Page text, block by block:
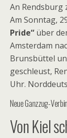
An Rendsburg
Am Sonntag,
Pride“ über
Amsterdam
Brunsbüttel
geschleust,
Uhr.
Neue Ganzzug-
Von Kiel